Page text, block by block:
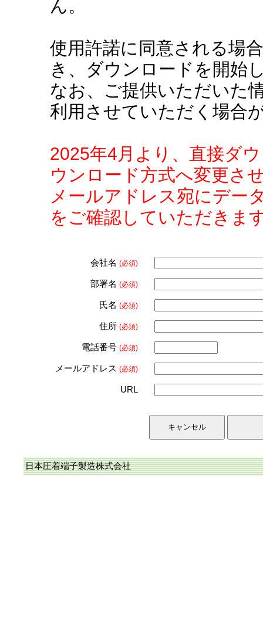
ん。
使用許諾に同意される場
き、ダウンロードを開始
なお、ご提供いただいた
利用させていただく場合
2025年4月より、直接ダ
ウンロード方式へ変更さ
メールアドレス宛にデー
をご確認していただきま
会社名 (必須)
部署名 (必須)
氏名 (必須)
住所 (必須)
電話番号 (必須)
メールアドレス (必須)
URL
日本圧着端子製造株式会社